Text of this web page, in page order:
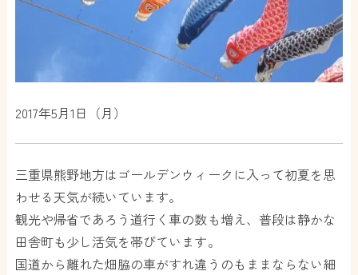
2017年5月1日（月）
三重県熊野地方はゴールデンウィークに入って初夏を思
わせる天気が続いています。
観光や帰省であろう道行く車の数も増え、普段は静かな
田舎町も少し活気を帯びています。
国道から離れた畑脇の車がすれ違うのもままならない細